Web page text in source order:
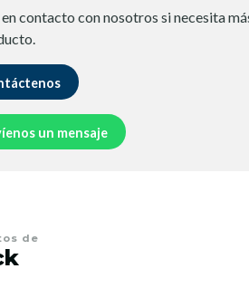
en contacto con nosotros si necesita
un mensaje
de